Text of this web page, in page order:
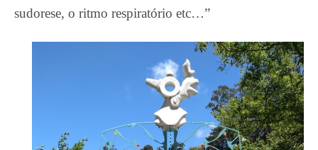
sudorese, o ritmo respiratório etc…”